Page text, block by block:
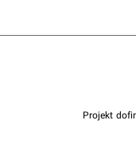
Projekt